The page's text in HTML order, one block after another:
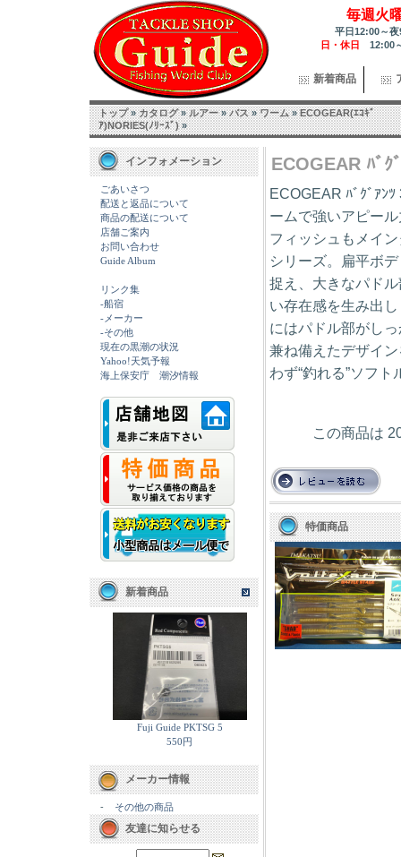
毎週火
平日12:00～
日・休日 12:00
新着商品
トップ»カタログ»ルアー»バス»ワーム»ECOGEAR(ｴｺｷﾞ
ｱ)NORIES(ﾉﾘｰｽﾞ)»
インフォメーション
ごあいさつ
配送と返品について
商品の配送について
店舗ご案内
お問い合わせ
Guide Album
リンク集
-船宿
-メーカー
-その他
現在の黒潮の状況
Yahoo!天気予報
海上保安庁 潮汐情報
新着商品
Fuji Guide PKTSG 5
550円
メーカー情報
- その他の商品
友達に知らせる
ECOGEAR ﾊﾞｸ
ECOGEAR ﾊﾞｸﾞｱﾝ
ームで強いアピー
フィッシュもメイ
シリーズ。扁平ボ
捉え、大きなパド
い存在感を生み出
にはパドル部がし
兼ね備えたデザイ
わず“釣れる”ソフ
この商品は
特価商品